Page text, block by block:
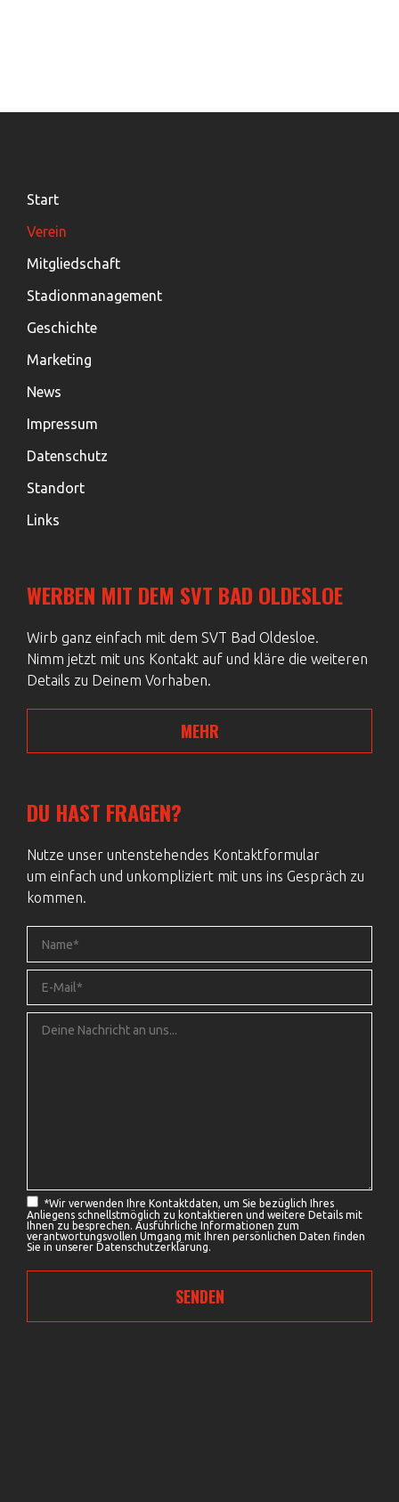
Start
Verein
Mitgliedschaft
Stadionmanagement
Geschichte
Marketing
News
Impressum
Datenschutz
Standort
Links
WERBEN MIT DEM SVT BAD OLDESLOE
Wirb ganz einfach mit dem SVT Bad Oldesloe.
Nimm jetzt mit uns Kontakt auf und kläre die weiteren
Details zu Deinem Vorhaben.
MEHR
DU HAST FRAGEN?
Nutze unser untenstehendes Kontaktformular
um einfach und unkompliziert mit uns ins Gespräch zu
kommen.
*Wir verwenden Ihre Kontaktdaten, um Sie bezüglich Ihres
Anliegens schnellstmöglich zu kontaktieren und weitere Details mit
Ihnen zu besprechen. Ausführliche Informationen zum
verantwortungsvollen Umgang mit Ihren persönlichen Daten finden
Sie in unserer Datenschutzerklärung.